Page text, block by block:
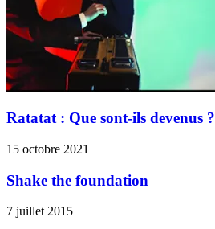
Ratatat : Que sont-ils devenus ?
15 octobre 2021
Shake the foundation
7 juillet 2015